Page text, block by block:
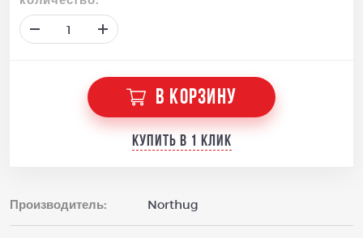
В КОРЗИНУ
Купить в 1 клик
Производитель: Northug